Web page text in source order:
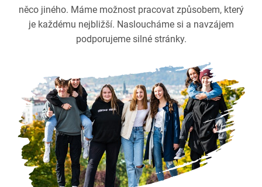
něco jiného. Máme možnost pracovat způsobem, který
je každému nejbližší. Nasloucháme si a navzájem
podporujeme silné stránky.